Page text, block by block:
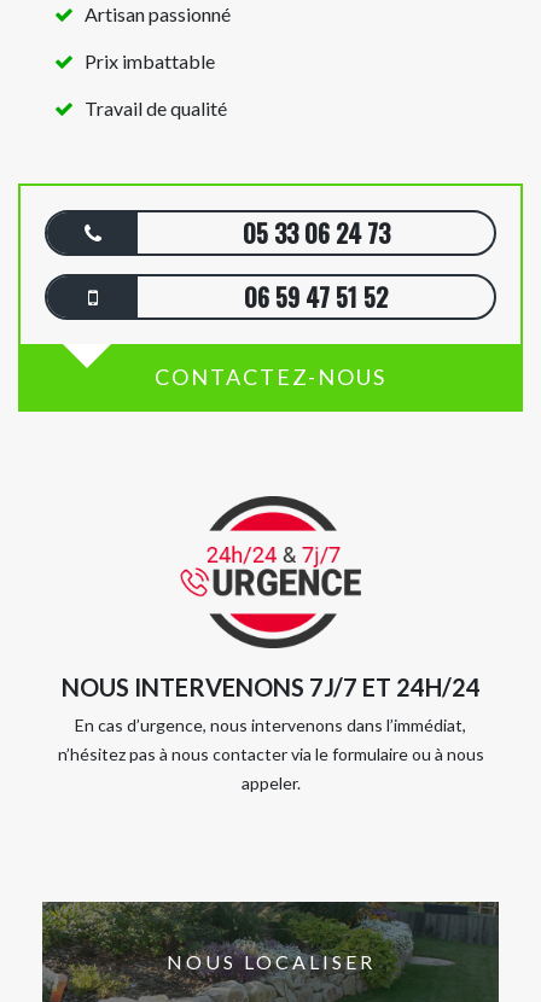
Artisan passionné
Prix imbattable
Travail de qualité
05 33 06 24 73
06 59 47 51 52
CONTACTEZ-NOUS
NOUS INTERVENONS 7J/7 ET 24H/24
En cas d’urgence, nous intervenons dans l’immédiat,
n’hésitez pas à nous contacter via le formulaire ou à nous
appeler.
NOUS LOCALISER